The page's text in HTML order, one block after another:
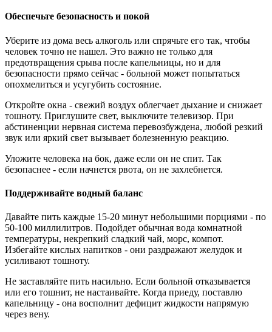
Обеспечьте безопасность и покой
Уберите из дома весь алкоголь или спрячьте его так, чтобы
человек точно не нашел. Это важно не только для
предотвращения срыва после капельницы, но и для
безопасности прямо сейчас - больной может попытаться
опохмелиться и усугубить состояние.
Откройте окна - свежий воздух облегчает дыхание и снижает
тошноту. Приглушите свет, выключите телевизор. При
абстиненции нервная система перевозбуждена, любой резкий
звук или яркий свет вызывает болезненную реакцию.
Уложите человека на бок, даже если он не спит. Так
безопаснее - если начнется рвота, он не захлебнется.
Поддерживайте водный баланс
Давайте пить каждые 15-20 минут небольшими порциями - по
50-100 миллилитров. Подойдет обычная вода комнатной
температуры, некрепкий сладкий чай, морс, компот.
Избегайте кислых напитков - они раздражают желудок и
усиливают тошноту.
Не заставляйте пить насильно. Если больной отказывается
или его тошнит, не настаивайте. Когда приеду, поставлю
капельницу - она восполнит дефицит жидкости напрямую
через вену.